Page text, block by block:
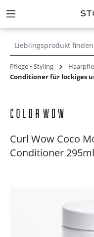
springen
Pflege • Styling
Conditioner für lockiges
Curl Wow Coco
Conditioner 295ml